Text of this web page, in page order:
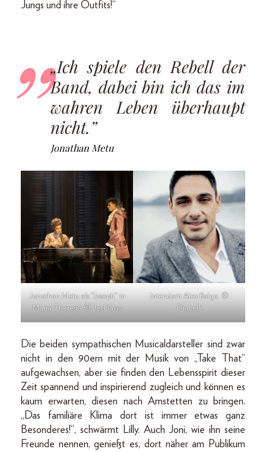
Jungs und ihre Outfits!“
„Ich spiele den Rebell der
Band, dabei bin ich das im
wahren Leben überhaupt
nicht.”
Jonathan Metu
Jonathan Metu als “Joseph” in
Maria Theresia © JevDavis
Intendant Alex Balga. ©
Diabelli
Die beiden sympathischen Musicaldarsteller sind zwar
nicht in den 90ern mit der Musik von „Take That“
aufgewachsen, aber sie finden den Lebensspirit dieser
Zeit spannend und inspirierend zugleich und können es
kaum erwarten, diesen nach Amstetten zu bringen.
„Das familiäre Klima dort ist immer etwas ganz
Besonderes!“, schwärmt Lilly. Auch Joni, wie ihn seine
Freunde nennen, genießt es, dort näher am Publikum